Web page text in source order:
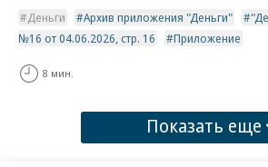
Деньги Архив приложения "Деньги"
№16 от 04.06.2026, стр. 16
Приложение
8 мин.
Показать еще